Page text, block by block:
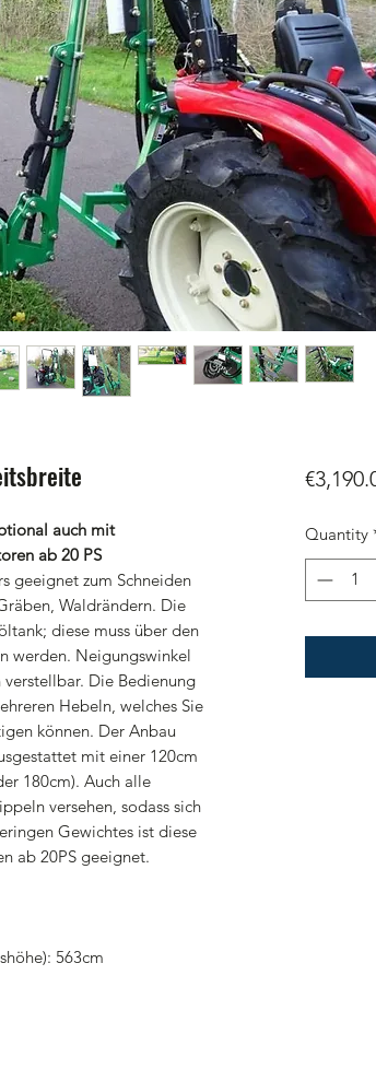
auch mit
ab 20 PS
geeignet zum Schneiden
Waldrändern. Die
diese muss über den
werden. Neigungswinkel
verstellbar. Die Bedienung
Hebeln, welches Sie
können. Der Anbau
mit einer 120cm
180cm). Auch alle
versehen, sodass sich
Gewichtes ist diese
ab 20PS geeignet.
563cm
Quantity